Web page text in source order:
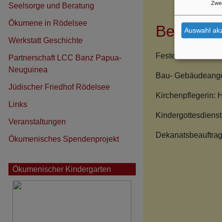
Seelsorge und Beratung
Ökumene in Rödelsee
Werkstatt Geschichte
Partnerschaft LCC Banz Papua-
Neuguinea
Jüdischer Friedhof Rödelsee
Links
Veranstaltungen
Ökumenisches Spendenprojekt
Ökumenischer Kindergarten
Feste und Feiern:
Bau-
Kirchenpflegerin:
Auswahl